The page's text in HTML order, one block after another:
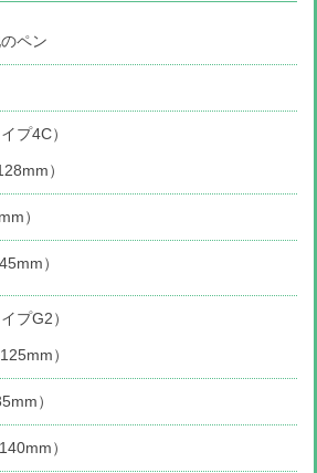
ペン
プ4C）
）
）
）
プG2）
）
）
）